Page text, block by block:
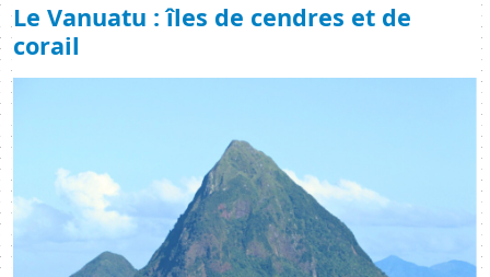
Le Vanuatu : îles de cendres et de
corail